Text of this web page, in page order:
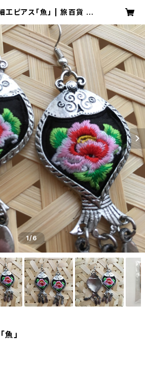
工ピアス「魚」 | 旅百貨 寿
1/6
魚」